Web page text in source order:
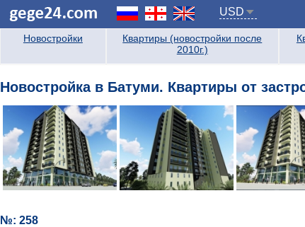
USD
Новостройки
Квартиры (новостройки после
2010г.)
Новостройка в Батуми. Квартиры от
№: 258